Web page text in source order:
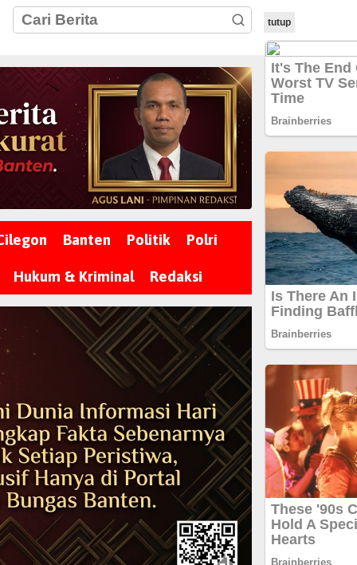
Banten Politik Polri
Hukum & Kriminal Redaksi
tutup